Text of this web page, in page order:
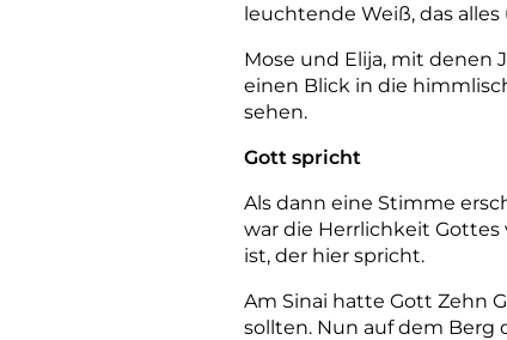
leuchtende Weiß, das
Mose und Elija, mit denen
einen Blick in die
sehen.
Gott spricht
Als dann eine Stimme
war die Herrlichkeit
ist, der hier spricht.
Am Sinai hatte Gott Zehn
sollten. Nun auf dem Berg